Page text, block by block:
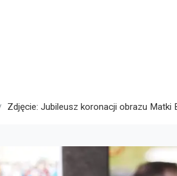
Zdjęcie: Jubileusz koronacji obrazu Matki